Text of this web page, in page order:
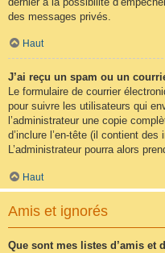
des messages privés.
Haut
J’ai reçu un spam ou un
Le formulaire de courrier
pour suivre les utilisateurs qui
l’administrateur une copie
d’inclure l’en-tête (il contient
L’administrateur pourra alors
Haut
Amis et ignorés
Que sont mes listes d’amis et